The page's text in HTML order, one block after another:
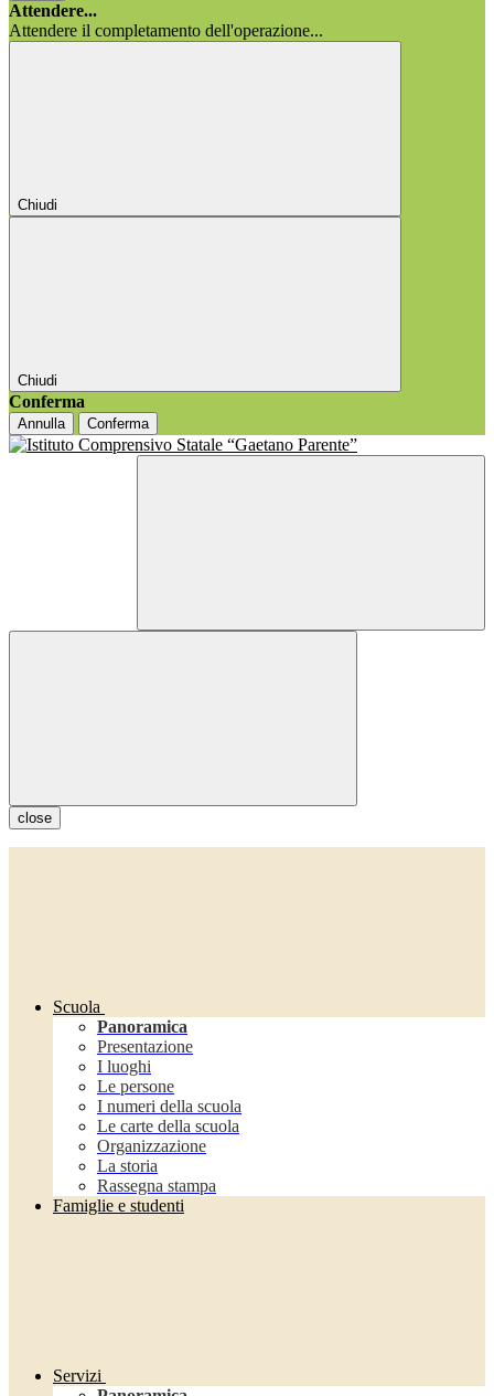
Attendere...
Attendere il completamento dell'operazione...
Chiudi
Chiudi
Conferma
Annulla Conferma
close
Scuola
Panoramica
Presentazione
I luoghi
Le persone
I numeri della scuola
Le carte della scuola
Organizzazione
La storia
Rassegna stampa
Famiglie e studenti
Servizi